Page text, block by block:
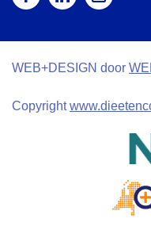
WEB+DESIGN door
Copyright